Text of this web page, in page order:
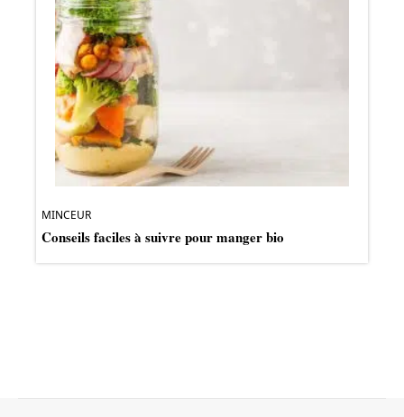
MINCEUR
Conseils faciles à suivre pour manger bio